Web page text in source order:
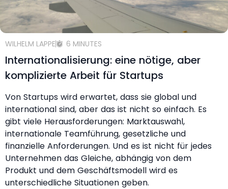
WILHELM LAPPE 6 MINUTES
Internationalisierung: eine nötige, aber
komplizierte Arbeit für Startups
Von Startups wird erwartet, dass sie global und
international sind, aber das ist nicht so einfach. Es
gibt viele Herausforderungen: Marktauswahl,
internationale Teamführung, gesetzliche und
finanzielle Anforderungen. Und es ist nicht für jedes
Unternehmen das Gleiche, abhängig von dem
Produkt und dem Geschäftsmodell wird es
unterschiedliche Situationen geben.